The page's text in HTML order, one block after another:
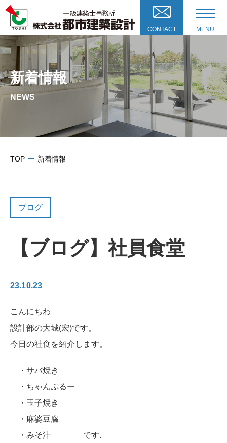
CONTACT MENU
新着情報
NEWS
TOP 新着情報
ブログ
【ブログ】社員食堂
23.10.23
こんにちわ
設計部の大城(宏)です。
今日の社食を紹介します。
・サバ焼き
・ちゃんぷるー
・玉子焼き
・麻婆豆腐
・みそ汁 です.